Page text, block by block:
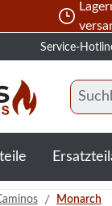
Service-
/ Monarch